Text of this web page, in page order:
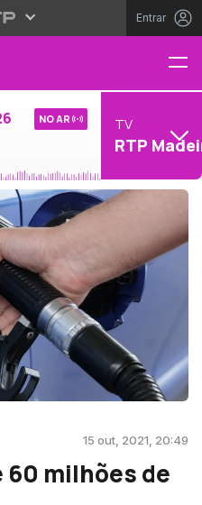
Entrar
NO AR TV
RTP
15 out, 2021, 20:49
60 milhões de